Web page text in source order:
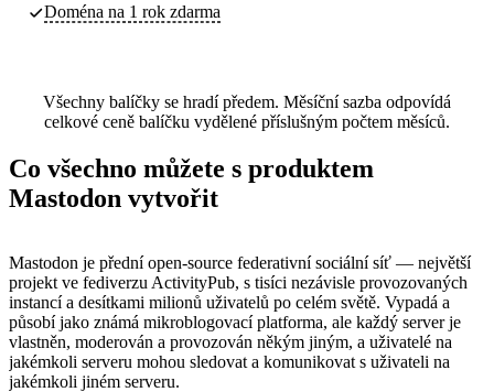
Doména na 1 rok zdarma
Všechny balíčky se hradí předem. Měsíční sazba odpovídá
celkové ceně balíčku vydělené příslušným počtem měsíců.
Co všechno můžete s produktem
Mastodon vytvořit
Mastodon je přední open-source federativní sociální síť — největší
projekt ve fediverzu ActivityPub, s tisíci nezávisle provozovaných
instancí a desítkami milionů uživatelů po celém světě. Vypadá a
působí jako známá mikroblogovací platforma, ale každý server je
vlastněn, moderován a provozován někým jiným, a uživatelé na
jakémkoli serveru mohou sledovat a komunikovat s uživateli na
jakémkoli jiném serveru.